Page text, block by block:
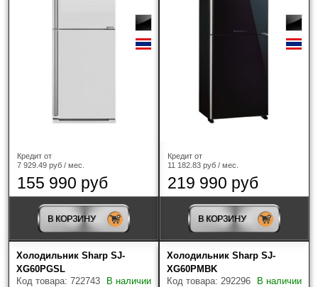
Кредит от
7 929.49 руб / мес.
155 990 руб
В КОРЗИНУ
Кредит от
11 182.83 руб / мес.
219 990 руб
В КОРЗИНУ
Холодильник Sharp SJ-
XG60PGSL
Код товара: 722743
В наличии
Холодильник Sharp SJ-
XG60PMBK
Код товара: 292296
В наличии